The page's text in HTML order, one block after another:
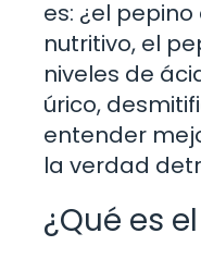
es: ¿el
nutritivo, el
niveles de
úrico,
entender
la verdad
¿Qué es